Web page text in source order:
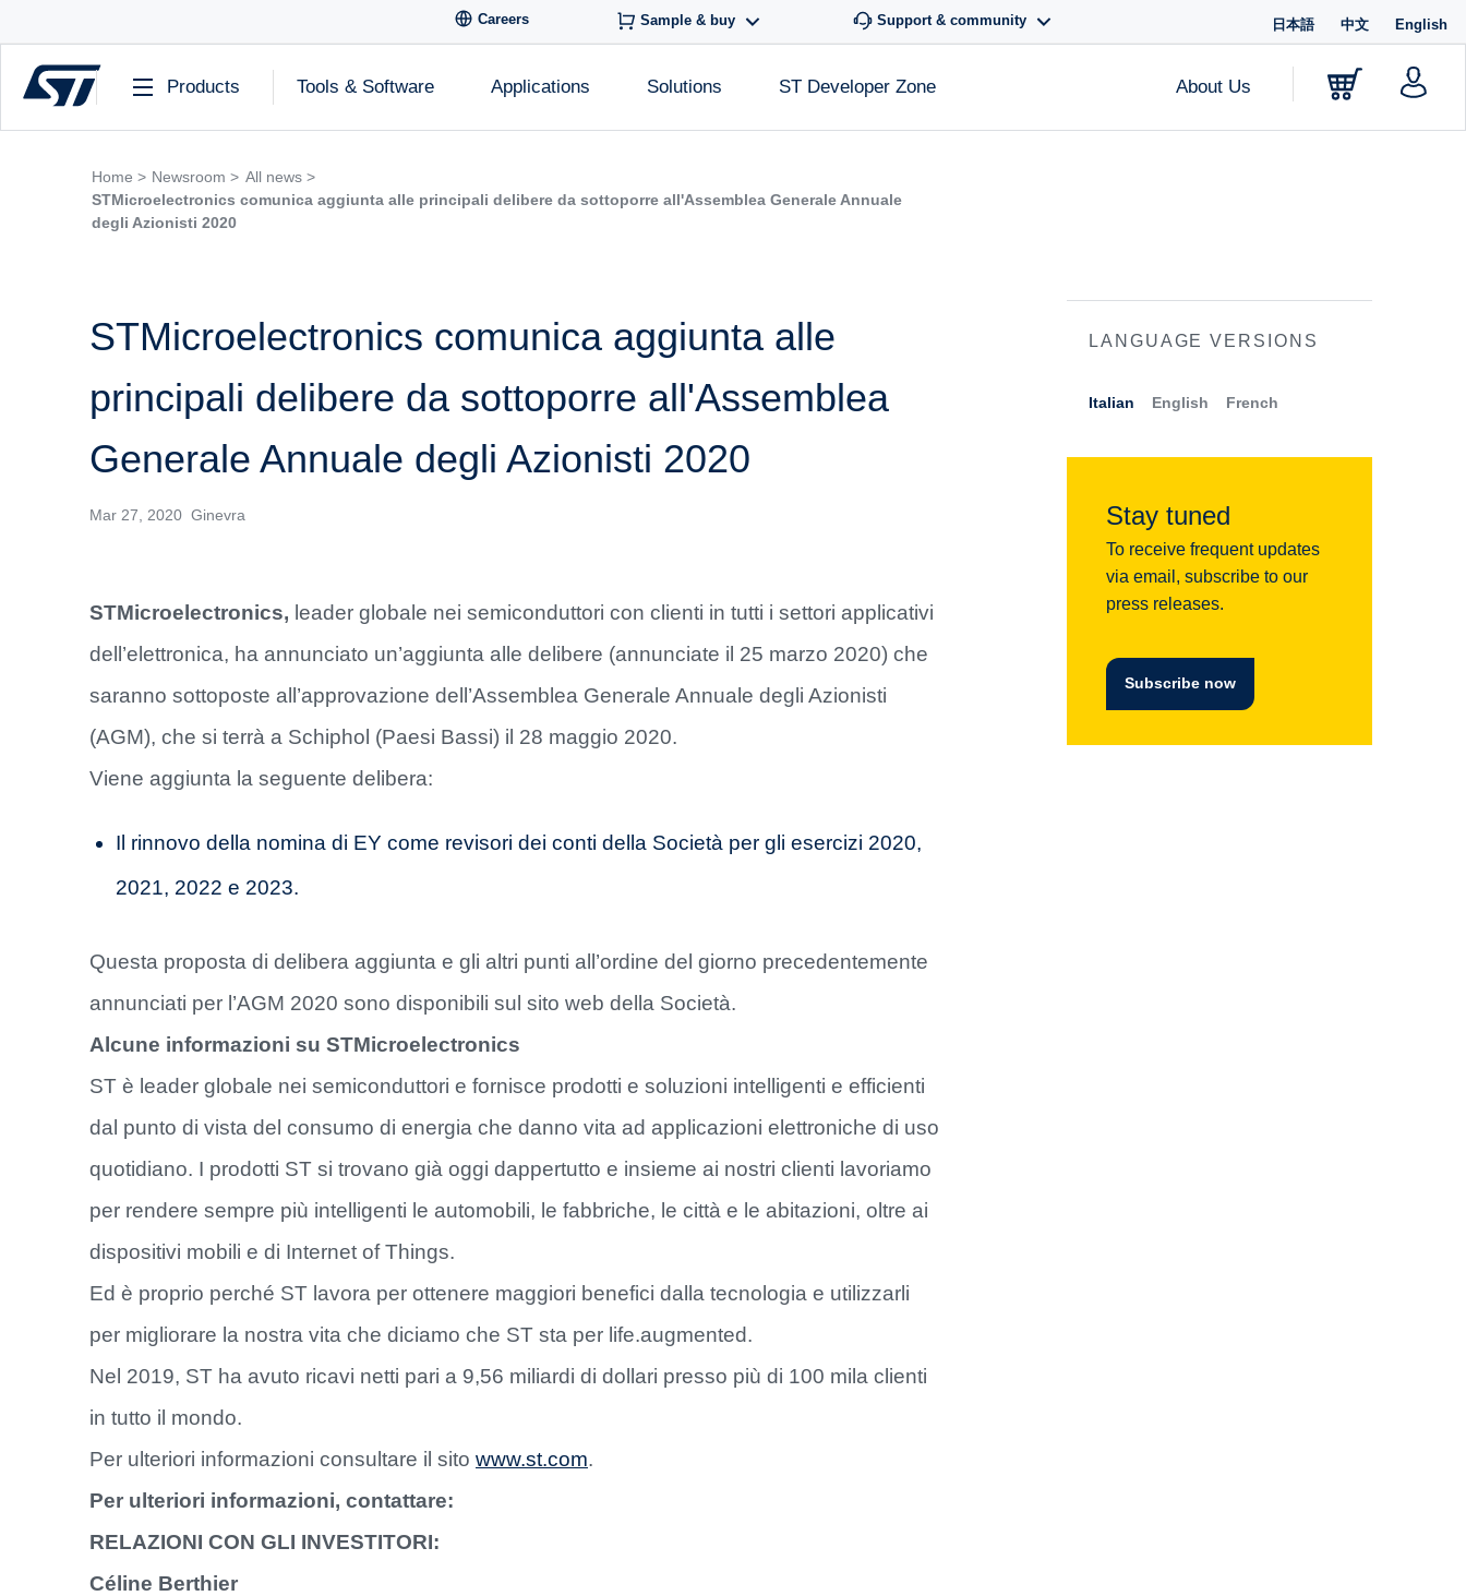
Careers Sample & buy Support & community 日本語 中文 English
Products Tools & Software Applications Solutions ST Developer Zone About Us
Home > Newsroom > All news >
STMicroelectronics comunica aggiunta alle principali delibere da sottoporre all'Assemblea Generale Annuale
degli Azionisti 2020
STMicroelectronics comunica aggiunta alle
principali delibere da sottoporre all'Assemblea
Generale Annuale degli Azionisti 2020
Mar 27, 2020 Ginevra
STMicroelectronics, leader globale nei semiconduttori con clienti in tutti i settori applicativi
dell’elettronica, ha annunciato un’aggiunta alle delibere (annunciate il 25 marzo 2020) che
saranno sottoposte all’approvazione dell’Assemblea Generale Annuale degli Azionisti
(AGM), che si terrà a Schiphol (Paesi Bassi) il 28 maggio 2020.
Viene aggiunta la seguente delibera:
Il rinnovo della nomina di EY come revisori dei conti della Società per gli esercizi 2020,
2021, 2022 e 2023.
Questa proposta di delibera aggiunta e gli altri punti all’ordine del giorno precedentemente
annunciati per l’AGM 2020 sono disponibili sul sito web della Società.
Alcune informazioni su STMicroelectronics
ST è leader globale nei semiconduttori e fornisce prodotti e soluzioni intelligenti e efficienti
dal punto di vista del consumo di energia che danno vita ad applicazioni elettroniche di uso
quotidiano. I prodotti ST si trovano già oggi dappertutto e insieme ai nostri clienti lavoriamo
per rendere sempre più intelligenti le automobili, le fabbriche, le città e le abitazioni, oltre ai
dispositivi mobili e di Internet of Things.
Ed è proprio perché ST lavora per ottenere maggiori benefici dalla tecnologia e utilizzarli
per migliorare la nostra vita che diciamo che ST sta per life.augmented.
Nel 2019, ST ha avuto ricavi netti pari a 9,56 miliardi di dollari presso più di 100 mila clienti
in tutto il mondo.
Per ulteriori informazioni consultare il sito www.st.com.
Per ulteriori informazioni, contattare:
RELAZIONI CON GLI INVESTITORI:
Céline Berthier
LANGUAGE VERSIONS
Italian English French
Stay tuned
To receive frequent updates
via email, subscribe to our
press releases.
Subscribe now